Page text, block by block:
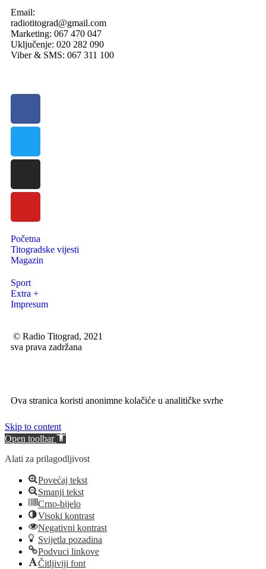
Email:
radiotitograd@gmail.com
Marketing: 067 470 047
Uključenje: 020 282 090
Viber & SMS: 067 311 100
Početna
Titogradske vijesti
Magazin
Sport
Extra +
Impresum
© Radio Titograd, 2021
sva prava zadržana
Ova stranica koristi anonimne kolačiće u analitičke svrhe
Skip to content
Open toolbar
Alati za prilagodljivost
Povećaj tekst
Smanji tekst
Crno-bijelo
Visoki kontrast
Negativni kontrast
Svijetla pozadina
Podvuci linkove
Čitljiviji font